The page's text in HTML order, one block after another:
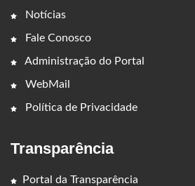
Notícias
Fale Conosco
Administração do Portal
WebMail
Política de Privacidade
Transparência
Portal da Transparência